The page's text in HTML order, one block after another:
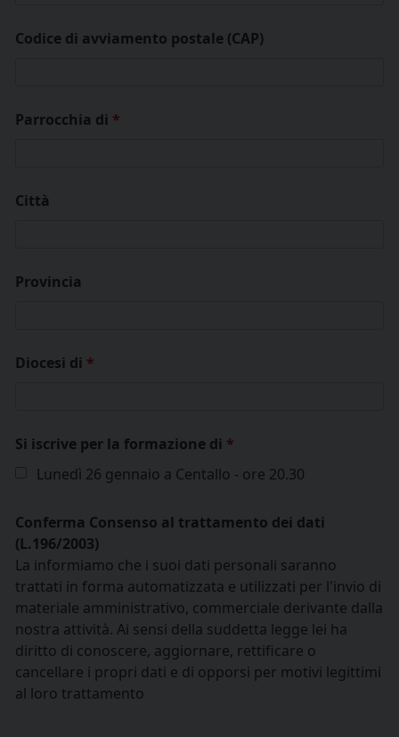
Codice di avviamento postale (CAP)
Parrocchia di *
Città
Provincia
Diocesi di *
Si iscrive per la formazione di *
Lunedì 26 gennaio a Centallo - ore 20.30
Conferma Consenso al trattamento dei dati
(L.196/2003)
La informiamo che i suoi dati personali saranno
trattati in forma automatizzata e utilizzati per l'invio di
materiale amministrativo, commerciale derivante dalla
nostra attività. Ai sensi della suddetta legge lei ha
diritto di conoscere, aggiornare, rettificare o
cancellare i propri dati e di opporsi per motivi legittimi
al loro trattamento